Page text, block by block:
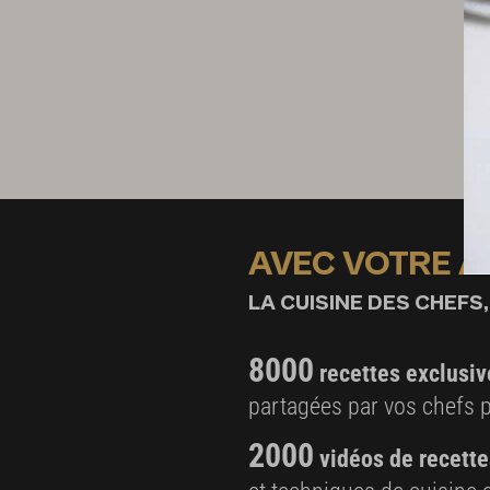
2 cl de cognac
2 cl de jus de truffe
La julienne de truffe
Finition et présenttion
AVEC VOTRE
LA CUISINE DES
8000 recettes
partagées par vos chefs
2000 vidéos de